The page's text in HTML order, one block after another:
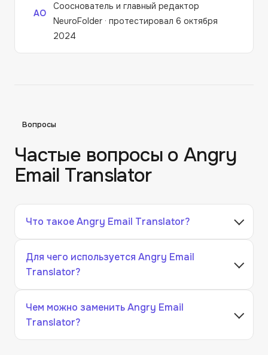
АО
Сооснователь и главный редактор
NeuroFolder · протестировал 6 октября
2024
Вопросы
Частые вопросы оAngry
Email Translator
Что такое Angry Email Translator?
Для чего используется Angry Email
Translator?
Чем можно заменить Angry Email
Translator?